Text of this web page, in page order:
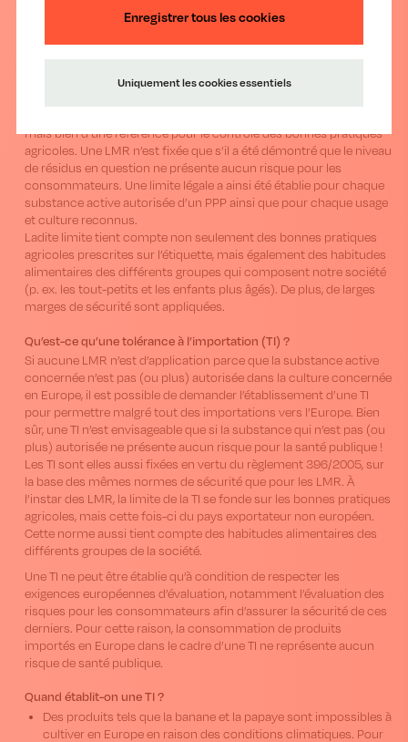
tolérances à l’importation pour les produits de protection des
La LMR est une norme légale inscrite dans le règlement européen
mais bien d’une référence pour le contrôle des bonnes pratiques
agricoles. Une LMR n’est fixée que s’il a été démontré que le niveau
de résidus en question ne présente aucun risque pour les
consommateurs. Une limite légale a ainsi été établie pour chaque
substance active autorisée d’un PPP ainsi que pour chaque usage
et culture reconnus.
Ladite limite tient compte non seulement des bonnes pratiques
agricoles prescrites sur l’étiquette, mais également des habitudes
alimentaires des différents groupes qui composent notre société
(p. ex. les tout-petits et les enfants plus âgés). De plus, de larges
marges de sécurité sont appliquées.
Qu’est-ce qu’une tolérance à l’importation (TI) ?
Si aucune LMR n’est d’application parce que la substance active
concernée n’est pas (ou plus) autorisée dans la culture concernée
en Europe, il est possible de demander l’établissement d’une TI
pour permettre malgré tout des importations vers l’Europe. Bien
sûr, une TI n’est envisageable que si la substance qui n’est pas (ou
plus) autorisée ne présente aucun risque pour la santé publique !
Les TI sont elles aussi fixées en vertu du règlement 396/2005, sur
la base des mêmes normes de sécurité que pour les LMR. À
l’instar des LMR, la limite de la TI se fonde sur les bonnes pratiques
agricoles, mais cette fois-ci du pays exportateur non européen.
Cette norme aussi tient compte des habitudes alimentaires des
différents groupes de la société.
Une TI ne peut être établie qu’à condition de respecter les
exigences européennes d’évaluation, notamment l’évaluation des
risques pour les consommateurs afin d’assurer la sécurité de ces
derniers. Pour cette raison, la consommation de produits
importés en Europe dans le cadre d’une TI ne représente aucun
risque de santé publique.
Quand établit-on une TI ?
Des produits tels que la banane et la papaye sont impossibles à
cultiver en Europe en raison des conditions climatiques. Pour
Uniquement les cookies essentiels
Enregistrer tous les cookies